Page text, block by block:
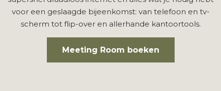
voor een geslaagde bijeenkomst: van telefoon en tv-
scherm tot flip-over en allerhande kantoortools.
Meeting Room boeken